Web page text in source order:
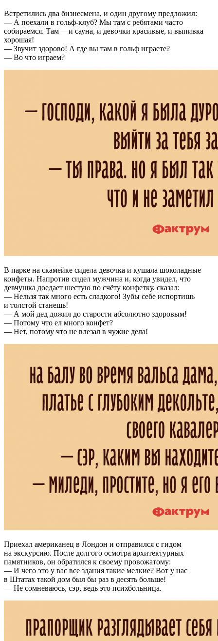
Встретились два бизнесмена, и один другому предложил:
— А поехали в гольф-клуб? Мы там с ребятами часто
собираемся. Там —и сауна, и девочки красивые, и выпивка
хорошая!
— Звучит здорово! А где вы там в гольф играете?
— Во что играем?
В парке на скамейке сидела девочка и кушала шоколадные
конфеты. Напротив сидел мужчина и, когда увидел, что
девчушка доедает шестую по счёту конфетку, сказал:
— Нельзя так много есть сладкого! Зубы себе испортишь
и толстой станешь!
— А мой дед дожил до старости абсолютно здоровым!
— Потому что ел много конфет?
— Нет, потому что не влезал в чужие дела!
Приехал американец в Лондон и отправился с гидом
на экскурсию. После долгого осмотра архитектурных
памятников, он обратился к своему провожатому:
— И чего это у вас все здания такие мелкие? Вот у нас
в Штатах такой дом был бы раз в десять больше!
— Не сомневаюсь, сэр, ведь это психбольница.